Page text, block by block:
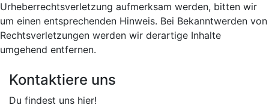
Urheberrechtsverletzung aufmerksam werden, bitten wir
um einen entsprechenden Hinweis. Bei Bekanntwerden von
Rechtsverletzungen werden wir derartige Inhalte
umgehend entfernen.
Kontaktiere uns
Du findest uns hier!